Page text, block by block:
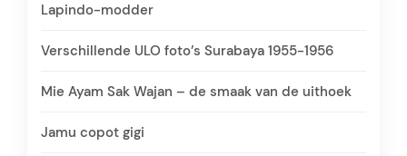
Lapindo-modder
Verschillende ULO foto’s Surabaya 1955-1956
Mie Ayam Sak Wajan – de smaak van de uithoek
Jamu copot gigi